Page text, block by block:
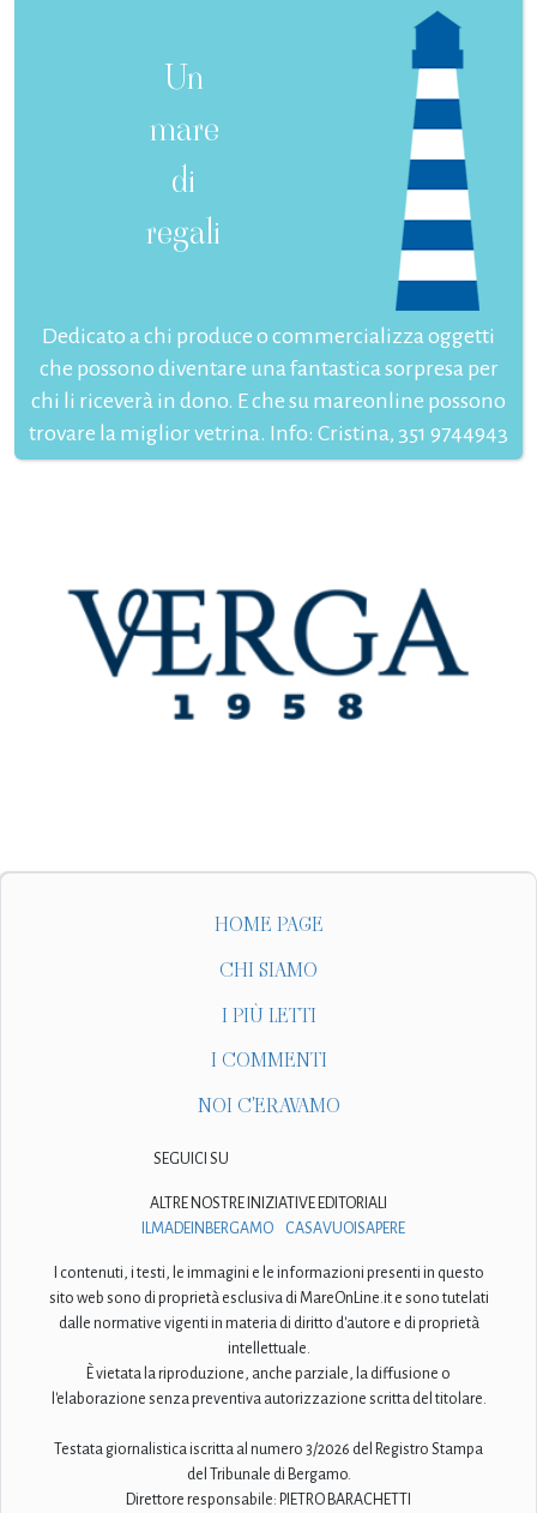
Un
mare
di
regali
Dedicato a chi produce o commercializza oggetti
che possono diventare una fantastica sorpresa per
chi li riceverà in dono. E che su mareonline possono
trovare la miglior vetrina. Info: Cristina, 351 9744943
HOME PAGE
CHI SIAMO
I PIÙ LETTI
I COMMENTI
NOI C'ERAVAMO
SEGUICI SU
ALTRE NOSTRE INIZIATIVE EDITORIALI
ILMADEINBERGAMO
CASAVUOISAPERE
I contenuti, i testi, le immagini e le informazioni presenti in questo
sito web sono di proprietà esclusiva di MareOnLine.it e sono tutelati
dalle normative vigenti in materia di diritto d'autore e di proprietà
intellettuale.
È vietata la riproduzione, anche parziale, la diffusione o
l'elaborazione senza preventiva autorizzazione scritta del titolare.
Testata giornalistica iscritta al numero 3/2026 del Registro Stampa
del Tribunale di Bergamo.
Direttore responsabile: PIETRO BARACHETTI